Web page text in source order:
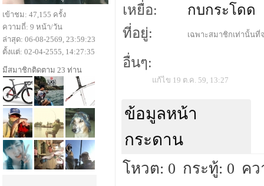
เหยื่อ:
กบกระโดด
ที่อยู่:
เฉพาะสมาชิกเท่านั้นที่
อื่นๆ:
แก้ไข 19 ต.ค. 59, 13:27
ข้อมูลหน้า
กระดาน
โหวต: 0 กระทู้: 0 ค
เข้าชม: 47,155 ครั้ง
ความถี่: 9 หน้า/วัน
ล่าสุด: 06-08-2569, 23:59:23
ตั้งแต่: 02-04-2555, 14:27:35
มีสมาชิกติดตาม 23 ท่าน